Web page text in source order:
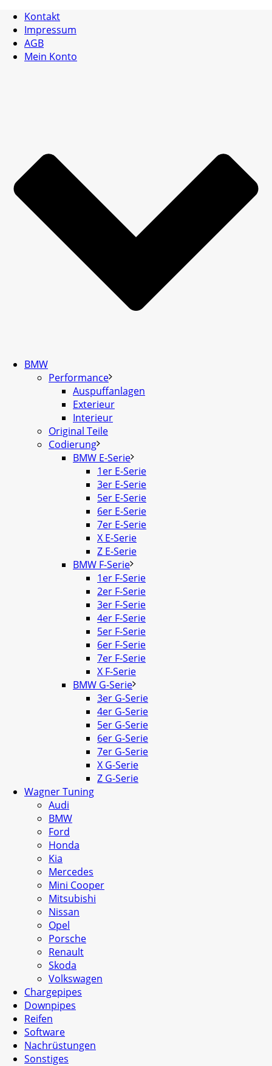
Kontakt
Impressum
AGB
Mein Konto
BMW
Performance
Auspuffanlagen
Exterieur
Interieur
Original Teile
Codierung
BMW E-Serie
1er E-Serie
3er E-Serie
5er E-Serie
6er E-Serie
7er E-Serie
X E-Serie
Z E-Serie
BMW F-Serie
1er F-Serie
2er F-Serie
3er F-Serie
4er F-Serie
5er F-Serie
6er F-Serie
7er F-Serie
X F-Serie
BMW G-Serie
3er G-Serie
4er G-Serie
5er G-Serie
6er G-Serie
7er G-Serie
X G-Serie
Z G-Serie
Wagner Tuning
Audi
BMW
Ford
Honda
Kia
Mercedes
Mini Cooper
Mitsubishi
Nissan
Opel
Porsche
Renault
Skoda
Volkswagen
Chargepipes
Downpipes
Reifen
Software
Nachrüstungen
Sonstiges